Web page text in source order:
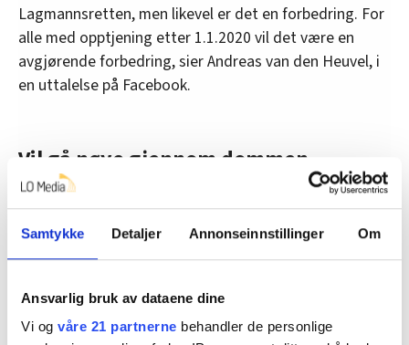
Samtykke Detaljer Annonseinnstillinger Om
Ansvarlig bruk av dataene dine
Vi og våre 21 partnerne behandler de personlige
Lagmannsretten, men likevel er det en forbedring. For
alle med opptjening etter 1.1.2020 vil det være en
avgjørende forbedring, sier Andreas van den Heuvel, i
en uttalelse på Facebook.
Vil gå nøye gjennom dommen
Statens pensjonskasse sier til FriFagbevegelse at de vil
gå nøye gjennom dommen.
– Vi har nå mottatt dommen, og vi tar til etterretning
tilleggene er pensjonsgivende. Nå må vi bruke tid
sammen med Regjeringsadvokaten på å gå nøye